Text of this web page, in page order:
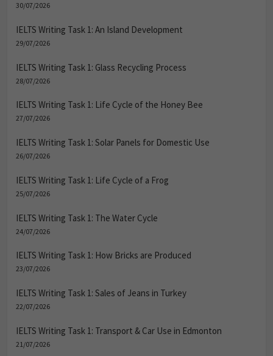
30/07/2026
IELTS Writing Task 1: An Island Development
29/07/2026
IELTS Writing Task 1: Glass Recycling Process
28/07/2026
IELTS Writing Task 1: Life Cycle of the Honey Bee
27/07/2026
IELTS Writing Task 1: Solar Panels for Domestic Use
26/07/2026
IELTS Writing Task 1: Life Cycle of a Frog
25/07/2026
IELTS Writing Task 1: The Water Cycle
24/07/2026
IELTS Writing Task 1: How Bricks are Produced
23/07/2026
IELTS Writing Task 1: Sales of Jeans in Turkey
22/07/2026
IELTS Writing Task 1: Transport & Car Use in Edmonton
21/07/2026